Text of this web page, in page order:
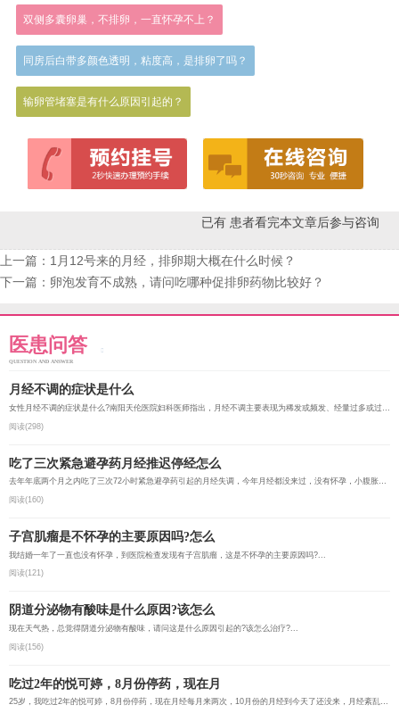
双侧多囊卵巢，不排卵，一直怀孕不上？
同房后白带多颜色透明，粘度高，是排卵了吗？
输卵管堵塞是有什么原因引起的？
已有 患者看完本文章后参与咨询
上一篇： 1月12号来的月经，排卵期大概在什么时候？
下一篇： 卵泡发育不成熟，请问吃哪种促排卵药物比较好？
医患问答
QUESTION AND ANSWER
月经不调的症状是什么
女性月经不调的症状是什么?南阳天伦医院妇科医师指出，月经不调主要表现为稀发或频发、经量过多或过少、月...
阅读(298)
吃了三次紧急避孕药月经推迟停经怎么
去年年底两个月之内吃了三次72小时紧急避孕药引起的月经失调，今年月经都没来过，没有怀孕，小腹胀痛，胸部...
阅读(160)
子宫肌瘤是不怀孕的主要原因吗?怎么
我结婚一年了一直也没有怀孕，到医院检查发现有子宫肌瘤，这是不怀孕的主要原因吗?...
阅读(121)
阴道分泌物有酸味是什么原因?该怎么
现在天气热，总觉得阴道分泌物有酸味，请问这是什么原因引起的?该怎么治疗?...
阅读(156)
吃过2年的悦可婷，8月份停药，现在月
25岁，我吃过2年的悦可婷，8月份停药，现在月经每月来两次，10月份的月经到今天了还没来，月经紊乱，我该怎...